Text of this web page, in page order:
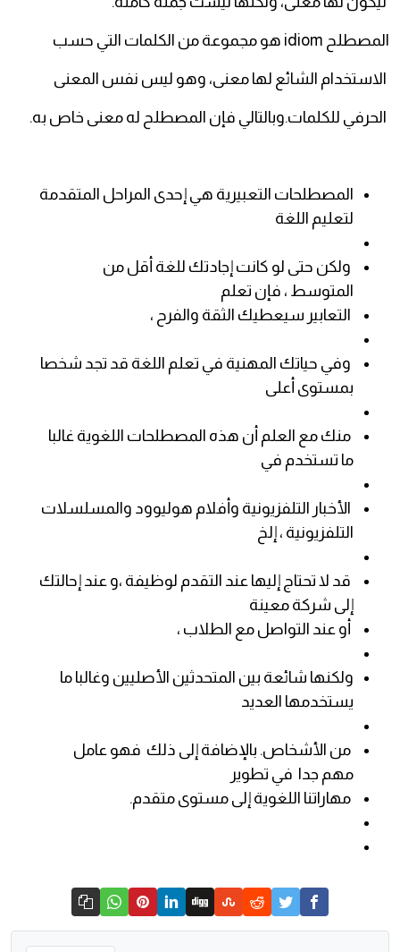
المصطلح idiom هو مجموعة من الكلمات التي حسب
الاستخدام الشائع لها معنى، وهو ليس نفس المعنى
الحرفي للكلمات.وبالتالي فإن المصطلح له معنى خاص به.
المصطلحات التعبيرية هي إحدى المراحل المتقدمة
لتعليم اللغة
ولكن حتى لو كانت إجادتك للغة أقل من
المتوسط ، فإن تعلم
التعابير سيعطيك الثقة والفرح ،
وفي حياتك المهنية في تعلم اللغة قد تجد شخصا
بمستوى أعلى
منك مع العلم أن هذه المصطلحات اللغوية غالبا
ما تستخدم في
الأخبار التلفزيونية وأفلام هوليوود والمسلسلات
التلفزيونية ، إلخ
قد لا تحتاج إليها عند التقدم لوظيفة ،و عند إحالتك
إلى شركة معينة
أو عند التواصل مع الطلاب ،
ولكنها شائعة بين المتحدثين الأصليين وغالبا ما
يستخدمها العديد
من الأشخاص. بالإضافة إلى ذلك فهو عامل
مهم جدا في تطوير
مهاراتنا اللغوية إلى مستوى متقدم.